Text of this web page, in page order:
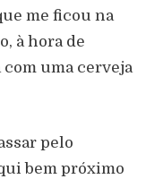
me ficou na
à hora de
com uma cerveja
pelo
bem próximo